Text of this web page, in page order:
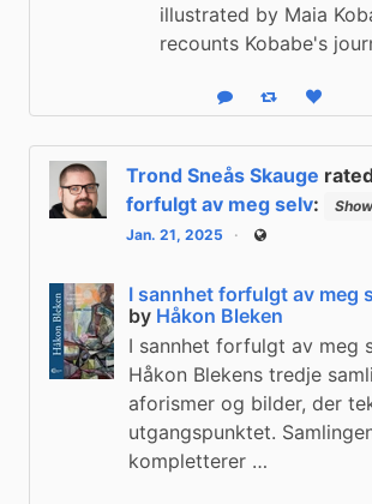
illustrated by Maia
recounts Kobabe's
Reply Boost status
Like
Trond Sneås Skauge
forfulgt av meg selv:
Jan. 21, 2025
Public
I sannhet forfulgt av meg
by Håkon Bleken
I sannhet forfulgt av meg
Håkon Blekens tredje
aforismer og bilder, der
utgangspunktet.
kompletterer …